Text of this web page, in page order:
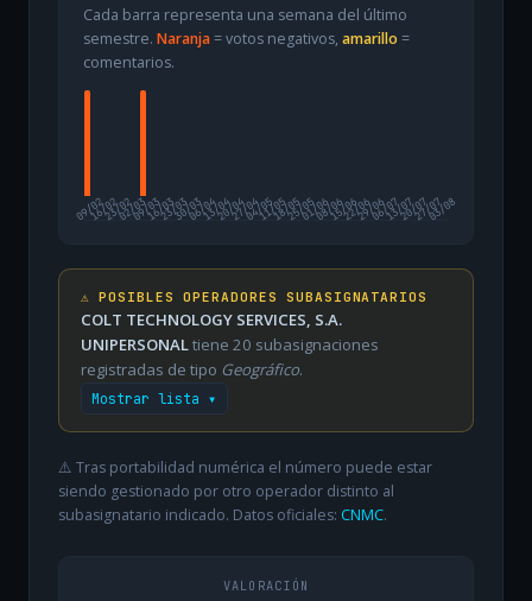
Cada barra representa una semana del último
semestre. Naranja= votos negativos, amarillo =
comentarios.
09/02
16/0223/0202/0309/0316/0323/0330/0306/0413/0420/0427/0404/0511/0518/0525/0501/0608/0615/0622/0629/0606/0713/0720/0727/07
03/08
⚠️ POSIBLES OPERADORES SUBASIGNATARIOS
COLT TECHNOLOGY SERVICES, S.A.
UNIPERSONALtiene 20 subasignaciones
registradas de tipo Geográfico.
Mostrar lista ▾
⚠️ Tras portabilidad numérica el número puede estar
siendo gestionado por otro operador distinto al
subasignatario indicado. Datos oficiales: CNMC.
VALORACIÓN